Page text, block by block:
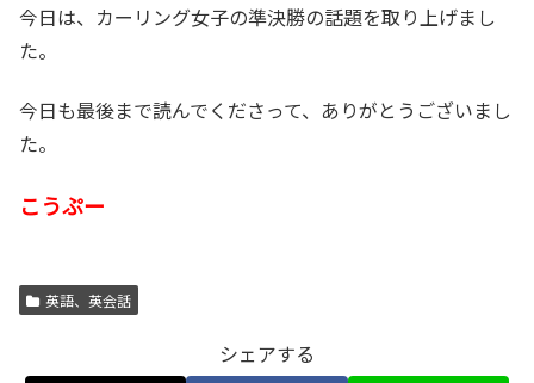
今日は、カーリング女子の準決勝の話題を取り上げまし
た。
今日も最後まで読んでくださって、ありがとうございまし
た。
こうぷー
英語、英会話
シェアする